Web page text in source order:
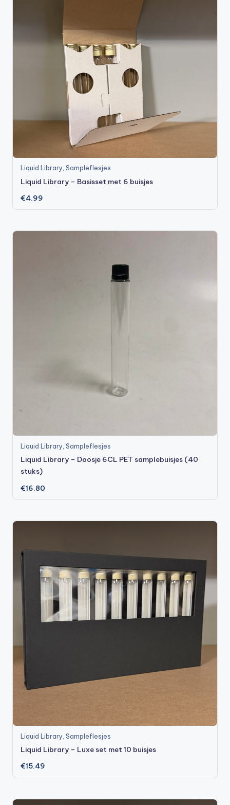
Liquid Library ,Sampleflesjes
Liquid Library – Basisset met 6 buisjes
€4.99
Liquid Library ,Sampleflesjes
Liquid Library – Doosje 6CL PET samplebuisjes (40
stuks)
€16.80
Liquid Library ,Sampleflesjes
Liquid Library – Luxe set met 10 buisjes
€15.49